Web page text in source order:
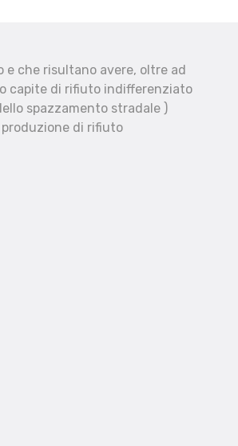
e che risultano avere, oltre ad
capite di rifiuto indifferenziato
spazzamento stradale )
di rifiuto